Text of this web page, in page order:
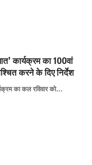
कार्यक्रम का 100वां
करने के दिए निर्देश
का कल रविवार को…